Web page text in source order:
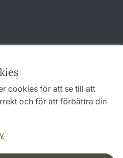
cookies för att se till att
och för att förbättra din